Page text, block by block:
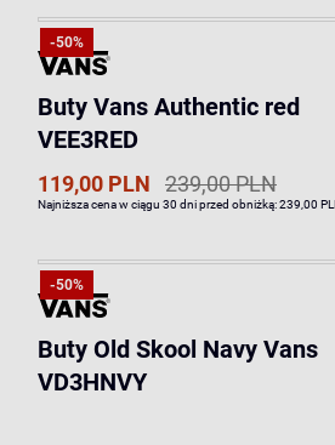
-50%
Buty Vans Authentic red
VEE3RED
119,00 PLN 239,00 PLN
Najniższa cena w ciągu 30 dni przed obniżką:239,00
-50%
Buty Old Skool Navy Vans
VD3HNVY